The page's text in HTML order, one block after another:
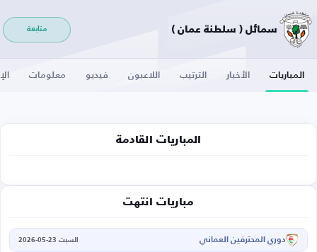
سمائل ( سلطنة عمان ) متابعة
المباريات الأخبار الترتيب اللاعبون فيديو معلومات
المباريات القادمة
مباريات انتهت
دوري المحترفين العماني السبت 23-05-2026